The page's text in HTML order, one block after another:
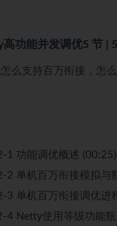
功能并发调优5 节 |
么支持百万衔接，怎
1 功能调优概述 (00:25)
2 单机百万衔接模拟与
3 单机百万衔接调优进
4 Netty使用等级功能